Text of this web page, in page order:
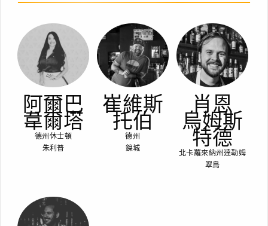
阿爾巴
韋爾塔
德州休士頓
朱利普
崔維斯
托伯
德州
鎳城
肖恩
烏姆斯
特德
北卡羅來納州達勒姆
翠鳥